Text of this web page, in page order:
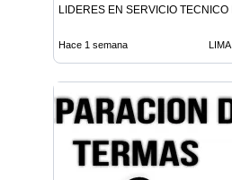
LIDERES EN SERVICIO TECNICO
Hace 1 semana LIMA